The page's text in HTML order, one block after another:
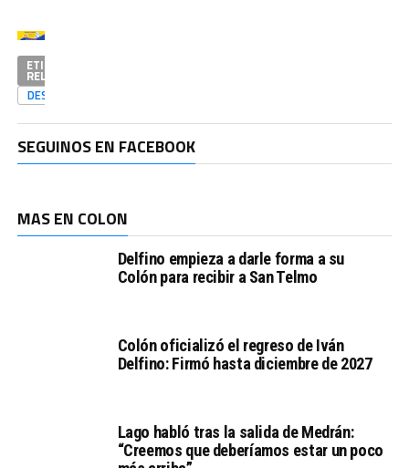
ETIQUETAS
RELACIONADAS
DESTACADAS
SEGUINOS EN FACEBOOK
MAS EN COLON
Delfino empieza a darle forma a su
Colón para recibir a San Telmo
Colón oficializó el regreso de Iván
Delfino: Firmó hasta diciembre de 2027
Lago habló tras la salida de Medrán:
“Creemos que deberíamos estar un poco